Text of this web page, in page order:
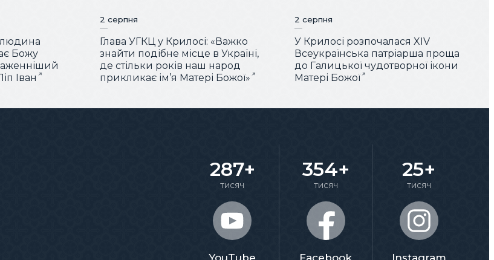
людина
Божу
Іван
2 серпня
Глава УГКЦ у Крилосі: «Важко
знайти подібне місце в Україні,
де стільки років наш народ
прикликає ім’я Матері Божої»
2 серпня
У Крилосі розпочалася XIV
Всеукраїнська патріарша проща
до Галицької чудотворної ікони
Матері Божої
287+
тисяч
YouTube
354+
тисяч
Facebook
25+
тисяч
Instagram